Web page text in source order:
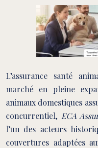
L’assurance santé
marché en pleine
animaux domestiques
concurrentiel, ECA
l’un des acteurs
couvertures adaptées